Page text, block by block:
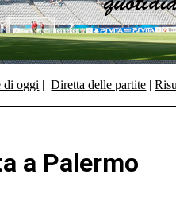
di oggi |Diretta delle partite |
a Palermo